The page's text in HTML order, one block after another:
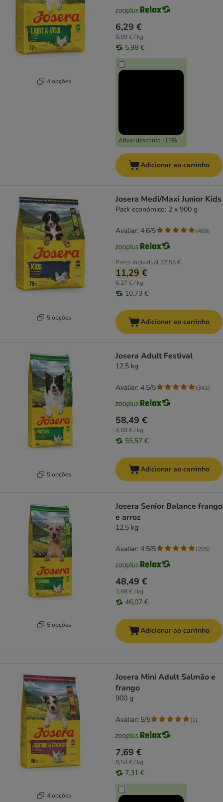
4 opções
6,29 €
6,99 € / kg
5,98 €
Ativar desconto -15%
Adicionar ao carrinho
5 opções
Josera Medi/Maxi Junior Kids
Pack económico: 2 x 900 g
Preço individual 12,58 €
11,29 €
6,27 € / kg
10,73 €
Avaliar: 4.6/5 (468)
Adicionar ao carrinho
5 opções
Josera Adult Festival
12,5 kg
58,49 €
4,68 € / kg
55,57 €
Avaliar: 4.5/5 (341)
Adicionar ao carrinho
5 opções
Josera Senior Balance frango
e arroz
12,5 kg
48,49 €
3,88 € / kg
46,07 €
Avaliar: 4.5/5 (205)
Adicionar ao carrinho
4 opções
Josera Mini Adult Salmão e
frango
900 g
7,69 €
8,54 € / kg
7,31 €
Avaliar: 5/5 (1)